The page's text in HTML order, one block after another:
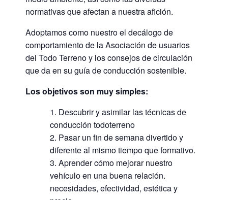
normativas que afectan a nuestra afición.
Adoptamos como nuestro el decálogo de
comportamiento de la Asociación de usuarios
del Todo Terreno y los consejos de circulación
que da en su guía de conducción sostenible.
Los objetivos son muy simples:
Descubrir y asimilar las técnicas de
conducción todoterreno
Pasar un fin de semana divertido y
diferente al mismo tiempo que formativo.
Aprender cómo mejorar nuestro
vehículo en una buena relación.
necesidades, efectividad, estética y